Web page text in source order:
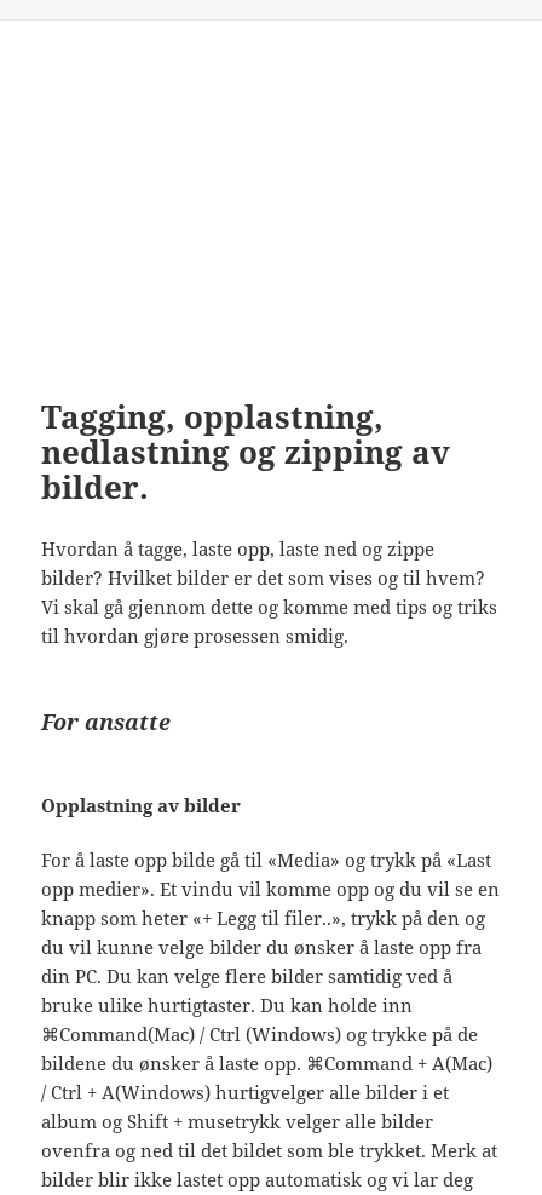
Tagging, opplastning,
nedlastning og zipping av
bilder.
Hvordan å tagge, laste opp, laste ned og zippe
bilder? Hvilket bilder er det som vises og til hvem?
Vi skal gå gjennom dette og komme med tips og triks
til hvordan gjøre prosessen smidig.
For ansatte
Opplastning av bilder
For å laste opp bilde gå til «Media» og trykk på «Last
opp medier». Et vindu vil komme opp og du vil se en
knapp som heter «+ Legg til filer..», trykk på den og
du vil kunne velge bilder du ønsker å laste opp fra
din PC. Du kan velge flere bilder samtidig ved å
bruke ulike hurtigtaster. Du kan holde inn
⌘Command(Mac) / Ctrl (Windows) og trykke på de
bildene du ønsker å laste opp. ⌘Command + A(Mac)
/ Ctrl + A(Windows) hurtigvelger alle bilder i et
album og Shift + musetrykk velger alle bilder
ovenfra og ned til det bildet som ble trykket. Merk at
bilder blir ikke lastet opp automatisk og vi lar deg